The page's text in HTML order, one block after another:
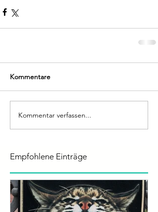
Kommentare
Kommentar verfassen...
Empfohlene Einträge